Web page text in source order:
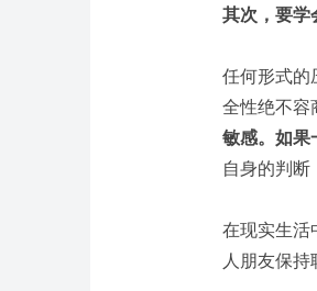
其次，要学
任何形式的
全性绝不容
敏感。如果
自身的判断
在现实生活
人朋友保